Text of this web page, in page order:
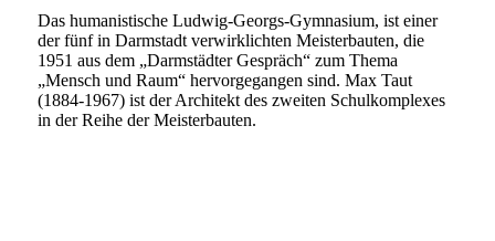
Das humanistische Ludwig-Georgs-Gymnasium, ist einer
der fünf in Darmstadt verwirklichten Meisterbauten, die
1951 aus dem „Darmstädter Gespräch“ zum Thema
„Mensch und Raum“ hervorgegangen sind. Max Taut
(1884-1967) ist der Architekt des zweiten Schulkomplexes
in der Reihe der Meisterbauten.